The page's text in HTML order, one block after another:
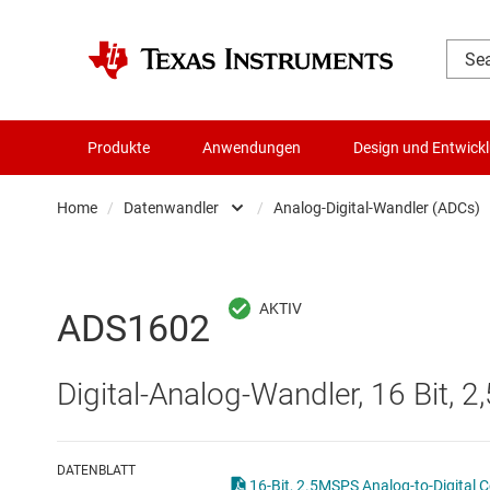
Produkte Anwendungen Design und
Home / Datenwandler
Batteriemanagement-ICs
Die- & Wafer-Services
/ Analog-Digital-Wandler (ADCs)
Digitale
ADS1602
Digital-Analog-Wandler, 16 Bit,
DATENBLATT
16-Bit, 2.5MSPS Analog-to-Digital